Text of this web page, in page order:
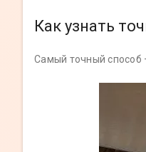
Как узнать
Самый точный способ